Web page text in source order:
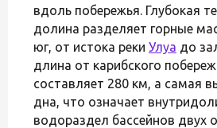
вдоль побережья. Глубокая
долина разделяет горные
юг, от истока реки Улуа до
длина от карибского
составляет 280 км, а самая
дна, что означает
водораздел бассейнов двух